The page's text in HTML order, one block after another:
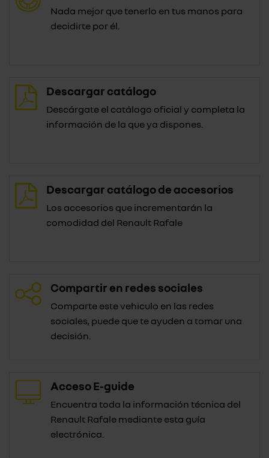
Nada mejor que tenerlo en tus manos para
decidirte por él.
Descargar catálogo
Descárgate el catálogo oficial y completa la
información de la que ya dispones.
Descargar catálogo de accesorios
Los accesorios que incrementarán la
comodidad del Renault Rafale
Compartir en redes sociales
Comparte este vehiculo en las redes
sociales, puede que te ayuden a tomar una
decisión.
Acceso E-guide
Encuentra toda la información técnica del
Renault Rafale mediante esta guía
electrónica.